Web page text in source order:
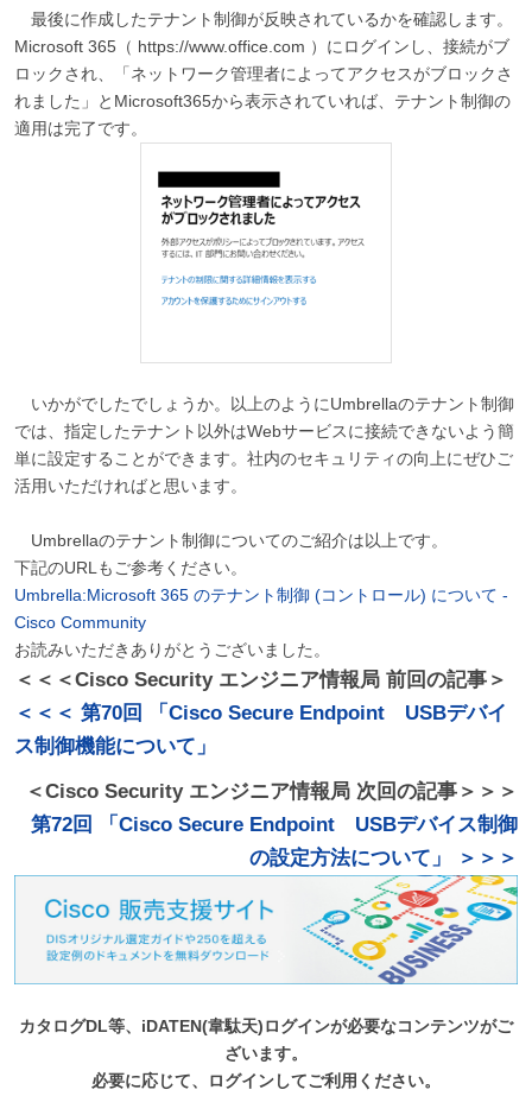
最後に作成したテナント制御が反映されているかを確認します。
Microsoft 365（ https://www.office.com ）にログインし、接続がブ
ロックされ、「ネットワーク管理者によってアクセスがブロックさ
れました」とMicrosoft365から表示されていれば、テナント制御の
適用は完了です。
いかがでしたでしょうか。以上のようにUmbrellaのテナント制御
では、指定したテナント以外はWebサービスに接続できないよう簡
単に設定することができます。社内のセキュリティの向上にぜひご
活用いただければと思います。
Umbrellaのテナント制御についてのご紹介は以上です。
下記のURLもご参考ください。
Umbrella:Microsoft 365 のテナント制御 (コントロール) について -
Cisco Community
お読みいただきありがとうございました。
＜＜＜Cisco Security エンジニア情報局 前回の記事＞
＜＜＜ 第70回 「Cisco Secure Endpoint USBデバイ
ス制御機能について」
＜Cisco Security エンジニア情報局 次回の記事＞＞＞
第72回 「Cisco Secure Endpoint USBデバイス制御
の設定方法について」 ＞＞＞
カタログDL等、iDATEN(韋駄天)ログインが必要なコンテンツがご
ざいます。
必要に応じて、ログインしてご利用ください。